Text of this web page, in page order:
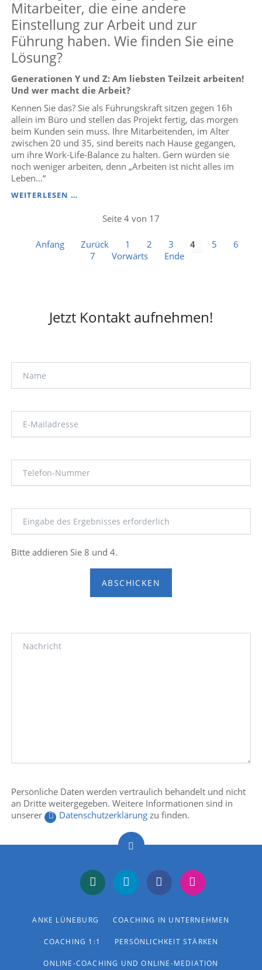
TRANSFORMATION
Mitarbeiter, die eine andere
Einstellung zur Arbeit und zur
Führung haben. Wie finden Sie eine
Lösung?
Generationen Y und Z: Am liebsten Teilzeit arbeiten!
Und wer macht die Arbeit?
Kennen Sie das? Sie als Führungskraft sitzen gegen 16h
allein im Büro und stellen das Projekt fertig, das morgen
beim Kunden sein muss. Ihre Mitarbeitenden, im Alter
zwischen 20 und 35, sind bereits nach Hause gegangen,
um ihre Work-Life-Balance zu halten. Gern würden sie
noch weniger arbeiten, denn „Arbeiten ist nicht alles im
Leben…“
WEITERLESEN …BEI
KÄMPFEN
GEGEN
JUNGE
EINSTELLUNG
ZUR
FÜHRUNG
LÖSUNG?
Seite 4 von 17
Anfang Zurück 1 2 3 4 5
6
7
Vorwärts Ende
Jetzt Kontakt aufnehmen!
Bitte addieren Sie 8 und 4.
ABSCHICKEN
Persönliche Daten werden vertraulich behandelt und nicht
an Dritte weitergegeben. Weitere Informationen sind in
unserer
Datenschutzerklärungzu finden.
Xing LinkedInFacebookInstagram
ÜBERSPRINGEN
ANKE LÜNEBURG COACHING IN UNTERNEHMEN
COACHING 1:1 PERSÖNLICHKEIT STÄRKEN
ONLINE-COACHING UND ONLINE-MEDIATION